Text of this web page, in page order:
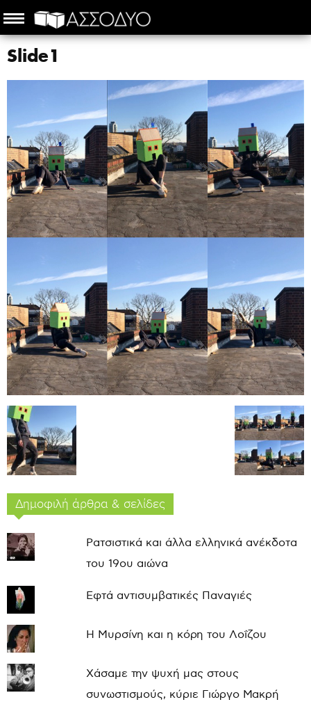
Slide1
Δημοφιλή άρθρα & σελίδες
Ρατσιστικά και άλλα ελληνικά ανέκδοτα
του 19ου αιώνα
Εφτά αντισυμβατικές Παναγιές
Η Μυρσίνη και η κόρη του Λοΐζου
Χάσαμε την ψυχή μας στους
συνωστισμούς, κύριε Γιώργο Μακρή